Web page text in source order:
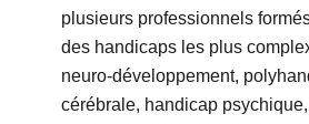
plusieurs professionnels
des handicaps les plus
neuro-développement,
cérébrale, handicap